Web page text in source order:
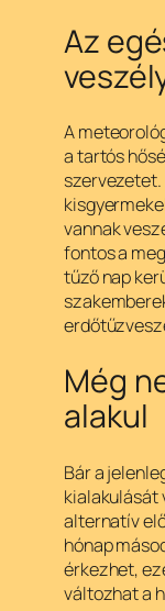
Az
A
a tartós
szervezetet.
vannak
fontos a
tűző nap
Még
alakul
Bár a
kialakulását
alternatív
hónap
érkezhet,
változhat a